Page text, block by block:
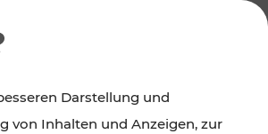
Darstellung und
von Inhalten und Anzeigen, zur